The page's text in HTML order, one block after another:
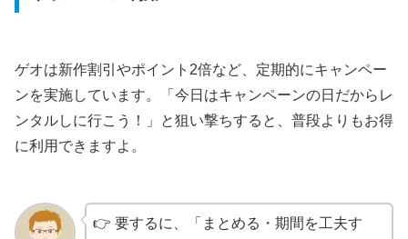
ゲオは新作割引やポイント2倍など、定期的にキャンペー
ンを実施しています。「今日はキャンペーンの日だからレ
ンタルしに行こう！」と狙い撃ちすると、普段よりもお得
に利用できますよ。
👉 要するに、「まとめる・期間を工夫す